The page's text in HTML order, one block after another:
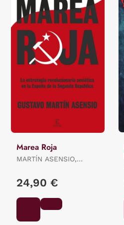
Marea Roja
MARTÍN ASENSIO,
24,90 €